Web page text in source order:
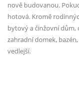
nově budovanou.
hotová. Kromě
bytový a činžovní dům,
zahradní domek,
vedlejší.